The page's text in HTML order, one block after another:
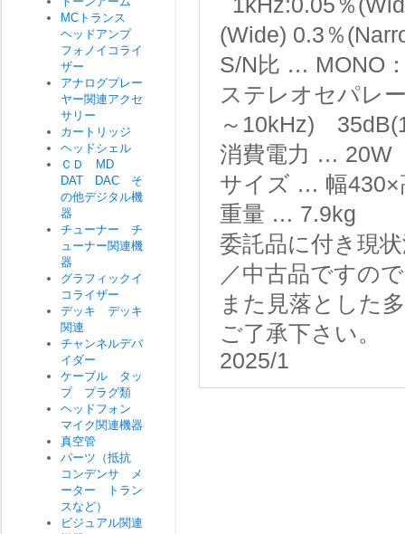
1kHz:0.05％
(Wide) 0.3％
S/N比 … MONO
ステレオセパレ
～10kHz)
消費電力 … 20W
サイズ … 幅430×
重量 … 7.9kg
委託品に付き現
／中古品ですの
また見落とした
ご了承下さい。
2025/1
MCトランス
ヘッドアンプ
フォノイコライ
ザー
アナログプレー
ヤー関連アクセ
サリー
カートリッジ
ヘッドシェル
ＣＤ MD
DAT DAC そ
の他デジタル機
器
チューナー チ
ューナー関連機
器
グラフィックイ
コライザー
デッキ デッキ
関連
チャンネルデバ
イダー
ケーブル タッ
プ プラグ類
ヘッドフォン
マイク関連機器
真空管
パーツ（抵抗
コンデンサ メ
ーター トラン
スなど）
ビジュアル関連